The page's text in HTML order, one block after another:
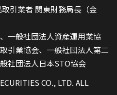
引業者 関東財務局長（金
一般社団法人資産運用業協
引業協会、一般社団法人第二
社団法人日本STO協会
CO., LTD. ALL